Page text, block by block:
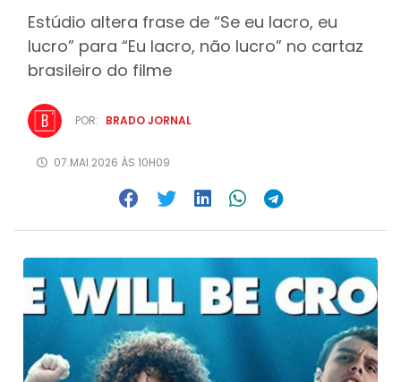
Estúdio altera frase de “Se eu lacro, eu
lucro” para “Eu lacro, não lucro” no cartaz
brasileiro do filme
POR: BRADO JORNAL
07.MAI.2026 ÀS 10H09